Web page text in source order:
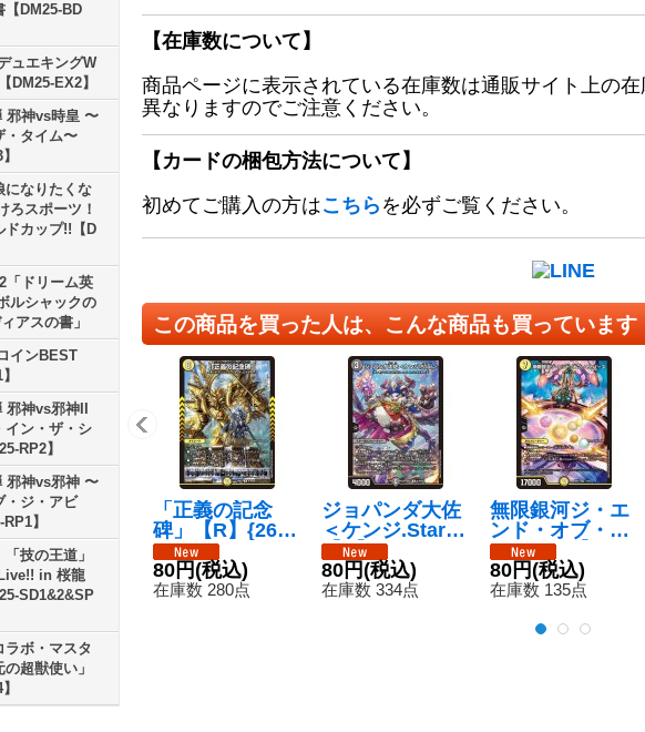
【DM25-BD
ュエキングW
DM25-EX2】
邪神vs時皇 〜
・タイム〜
になりたくな
ろスポーツ！
カップ!!【D
「ドリーム英
ルシャックの
アスの書」
インBEST
神vs邪神II
イン・ザ・シ
RP2】
邪神vs邪神 〜
・ジ・アビ
】
「技の王道」
in 桜龍
SD1&2&SP
ラボ・マスタ
超獣使い」
【在庫数について】
商品ページに表示されている在庫数は通販サイト上の
異なりますのでご注意ください。
【カードの梱包方法について】
初めてご購入の方はこちら を必ずご覧ください。
この商品を買った人は、こんな商品も買っています
「正義の記念
碑」【R】{26E
X1N16/N25}
《光》
80円(税込)
在庫数 280点
ジョパンダ大佐
＜ケンジ.Star＞
【R】{26EX1N
18/N25}《闇》
80円(税込)
在庫数 334点
無限銀河ジ・エ
ンド・オブ・ユ
ニバース【S
R】{26EX111/5
0}《光》
80円(税込)
在庫数 135点